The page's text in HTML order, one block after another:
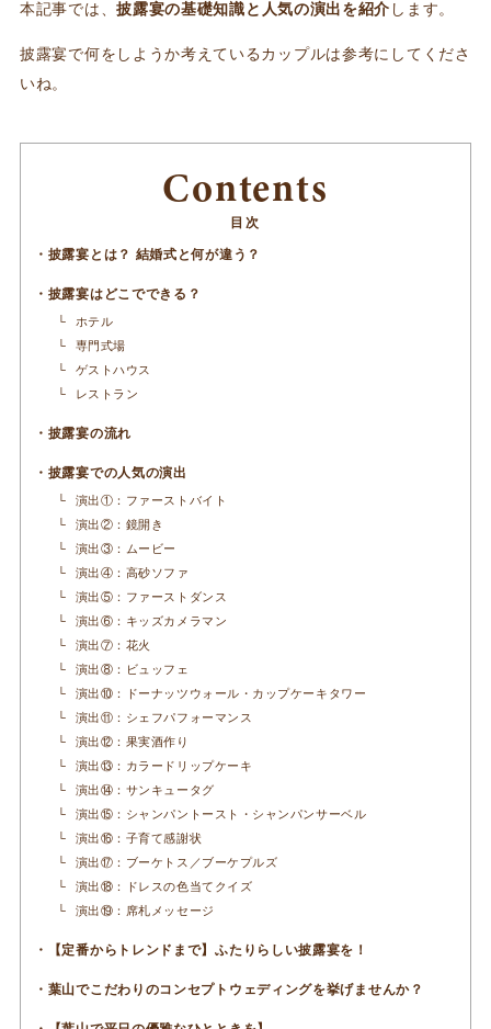
本記事では、披露宴の基礎知識と人気の演出を紹介 します。
披露宴で何をしようか考えているカップルは参考にしてくださ
いね。
Contents
披露宴とは？ 結婚式と何が違う？
披露宴はどこでできる？
ホテル
専門式場
ゲストハウス
レストラン
披露宴の流れ
披露宴での人気の演出
演出①：ファーストバイト
演出②：鏡開き
演出③：ムービー
演出④：高砂ソファ
演出⑤：ファーストダンス
演出⑥：キッズカメラマン
演出⑦：花火
演出⑧：ビュッフェ
演出⑩：ドーナッツウォール・カップケーキタワー
演出⑪：シェフパフォーマンス
演出⑫：果実酒作り
演出⑬：カラードリップケーキ
演出⑭：サンキュータグ
演出⑮：シャンパントースト・シャンパンサーベル
演出⑯：子育て感謝状
演出⑰：ブーケトス／ブーケプルズ
演出⑱：ドレスの色当てクイズ
演出⑲：席札メッセージ
【定番からトレンドまで】ふたりらしい披露宴を！
葉山でこだわりのコンセプトウェディングを挙げませんか？